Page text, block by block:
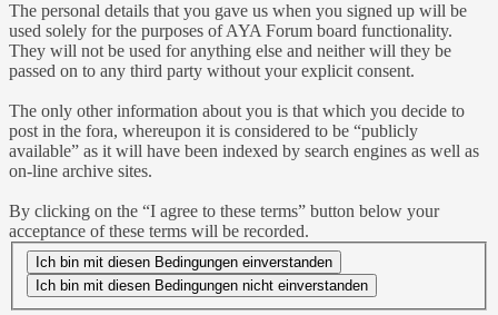
The personal details that you gave us when you signed up will be
used solely for the purposes of AYA Forum board functionality.
They will not be used for anything else and neither will they be
passed on to any third party without your explicit consent.
The only other information about you is that which you decide to
post in the fora, whereupon it is considered to be “publicly
available” as it will have been indexed by search engines as well as
on-line archive sites.
By clicking on the “I agree to these terms” button below your
acceptance of these terms will be recorded.